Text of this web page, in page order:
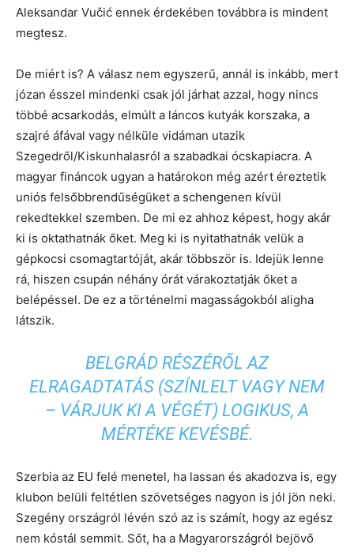
Aleksandar Vučić ennek érdekében továbbra is mindent
megtesz.
De miért is? A válasz nem egyszerű, annál is inkább, mert
józan ésszel mindenki csak jól járhat azzal, hogy nincs
többé acsarkodás, elmúlt a láncos kutyák korszaka, a
szajré áfával vagy nélküle vidáman utazik
Szegedről/Kiskunhalasról a szabadkai ócskapiacra. A
magyar fináncok ugyan a határokon még azért éreztetik
uniós felsőbbrendűségüket a schengenen kívül
rekedtekkel szemben. De mi ez ahhoz képest, hogy akár
ki is oktathatnák őket. Meg ki is nyitathatnák velük a
gépkocsi csomagtartóját, akár többször is. Idejük lenne
rá, hiszen csupán néhány órát várakoztatják őket a
belépéssel. De ez a történelmi magasságokból aligha
látszik.
BELGRÁD RÉSZÉRŐL AZ
ELRAGADTATÁS (SZÍNLELT VAGY NEM
– VÁRJUK KI A VÉGÉT) LOGIKUS, A
MÉRTÉKE KEVÉSBÉ.
Szerbia az EU felé menetel, ha lassan és akadozva is, egy
klubon belüli feltétlen szövetséges nagyon is jól jön neki.
Szegény országról lévén szó az is számít, hogy az egész
nem kóstál semmit. Sőt, ha a Magyarországról bejövő